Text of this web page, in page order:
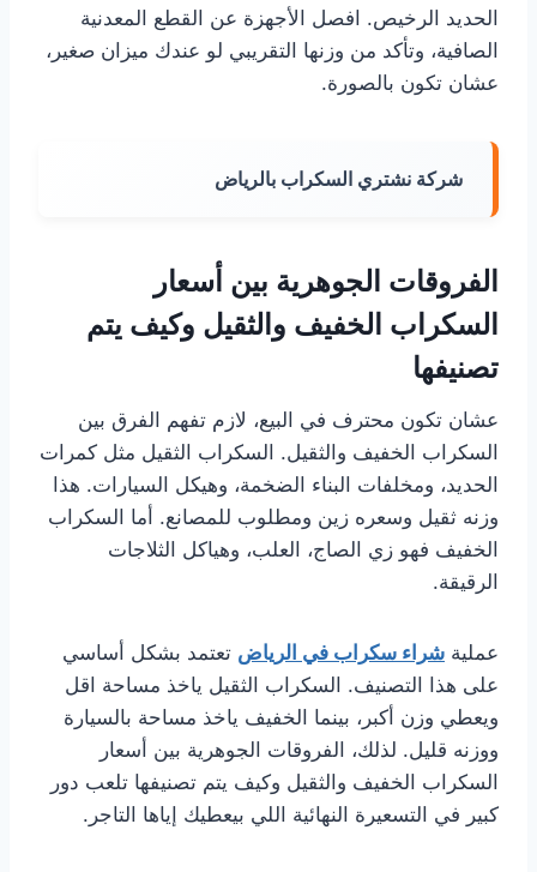
الحديد الرخيص. افصل الأجهزة عن القطع المعدنية
الصافية، وتأكد من وزنها التقريبي لو عندك ميزان صغير،
عشان تكون بالصورة.
شركة نشتري السكراب بالرياض
الفروقات الجوهرية بين أسعار
السكراب الخفيف والثقيل وكيف يتم
تصنيفها
عشان تكون محترف في البيع، لازم تفهم الفرق بين
السكراب الخفيف والثقيل. السكراب الثقيل مثل كمرات
الحديد، ومخلفات البناء الضخمة، وهيكل السيارات. هذا
وزنه ثقيل وسعره زين ومطلوب للمصانع. أما السكراب
الخفيف فهو زي الصاج، العلب، وهياكل الثلاجات
الرقيقة.
عملية شراء سكراب في الرياض تعتمد بشكل أساسي
على هذا التصنيف. السكراب الثقيل ياخذ مساحة اقل
ويعطي وزن أكبر، بينما الخفيف ياخذ مساحة بالسيارة
ووزنه قليل. لذلك، الفروقات الجوهرية بين أسعار
السكراب الخفيف والثقيل وكيف يتم تصنيفها تلعب دور
كبير في التسعيرة النهائية اللي بيعطيك إياها التاجر.